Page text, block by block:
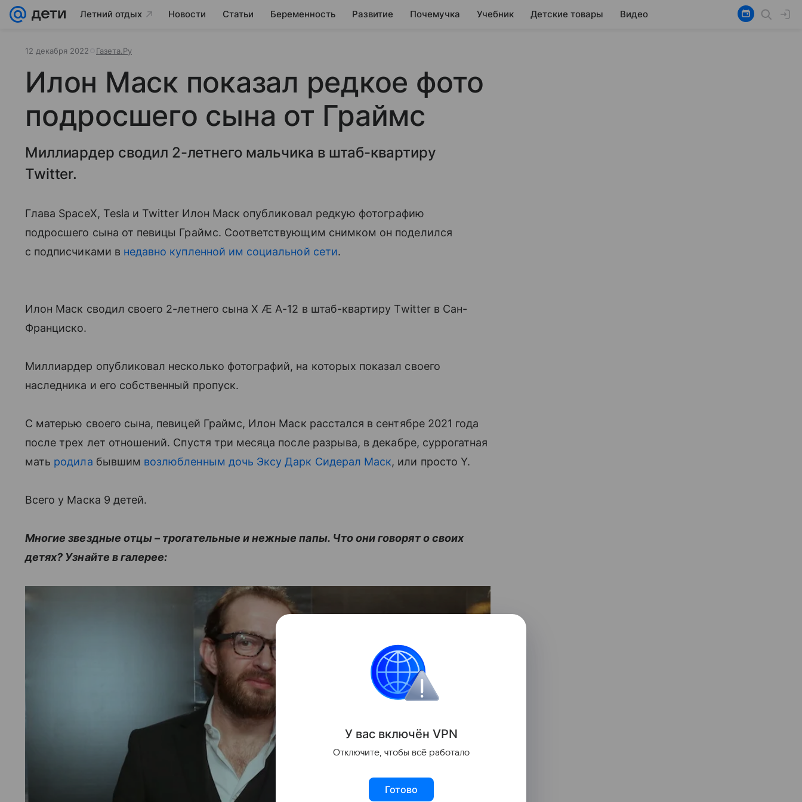
Летний отдых Новости Статьи Беременность Развитие Почемучка Учебник Детские товары Видео
12 декабря 2022 Газета.Ру
Илон Маск показал редкое фото
подросшего сына от Граймс
Миллиардер сводил 2-летнего мальчика в штаб-квартиру
Twitter.
Глава SpaceX, Tesla и Twitter Илон Маск опубликовал редкую фотографию
подросшего сына от певицы Граймс. Соответствующим снимком он поделился
с подписчиками в недавно купленной им социальной сети.
Илон Маск сводил своего 2-летнего сына X Æ A-12 в штаб-квартиру Twitter в Сан-
Франциско.
Миллиардер опубликовал несколько фотографий, на которых показал своего
наследника и его собственный пропуск.
С матерью своего сына, певицей Граймс, Илон Маск расстался в сентябре 2021 года
после трех лет отношений. Спустя три месяца после разрыва, в декабре, суррогатная
мать родила бывшим возлюбленным дочь Эксу Дарк Сидерал Маск, или просто Y.
Всего у Маска 9 детей.
Многие звездные отцы – трогательные и нежные папы. Что они говорят о своих
детях? Узнайте в галерее:
У вас включён VPN
Отключите, чтобы всё работало
Готово